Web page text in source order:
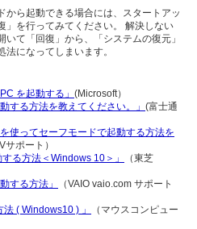
から起動できる場合には、スタートアッ
」を行ってみてください。 解決しない
て「回復」から、「システムの復元」
になってしまいます。
を起動する」 (Microsoft）
する方法を教えてください。」 (富士通
使ってセーフモードで起動する方法を
サポート）
る方法＜Windows 10＞」
（東芝
する方法」
（VAIO vaio.com サポート
( Windows10 ) 」
（マウスコンピュー